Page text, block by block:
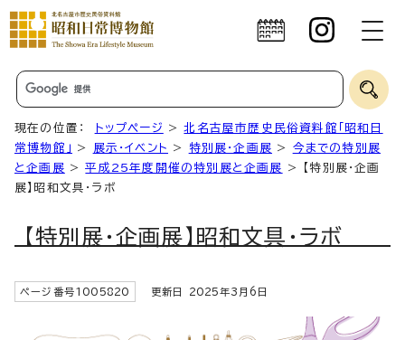
現在の位置： トップページ >北名古屋市歴史民俗資料館「昭和日
常博物館」
> 展示・イベント > 特別展・企画展 > 今までの特別展
と企画展 >平成25年度開催の特別展と企画展
> 【特別展・企画
展】昭和文具・ラボ
【特別展・企画展】昭和文具・ラボ
ページ番号1005820 更新日 2025年3月6日